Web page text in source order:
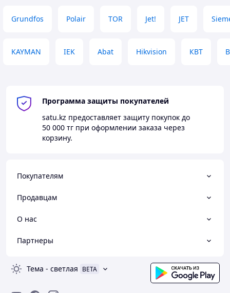
Grundfos Polair TOR Jet! JET
KAYMAN IEK Abat Hikvision КВТ
Программа защиты покупателей
satu.kz предоставляет защиту покупок до
50 000 тг при оформлении заказа через
корзину.
Покупателям
Продавцам
О нас
Партнеры
Тема - светлая BETA